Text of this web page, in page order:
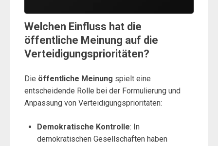
Welchen Einfluss hat die
öffentliche Meinung auf die
Verteidigungsprioritäten?
Die öffentliche Meinung spielt eine
entscheidende Rolle bei der Formulierung und
Anpassung von Verteidigungsprioritäten:
Demokratische Kontrolle: In
demokratischen Gesellschaften haben